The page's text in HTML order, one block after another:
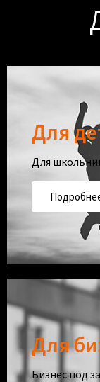
Для
Для
Для
Бизнес под